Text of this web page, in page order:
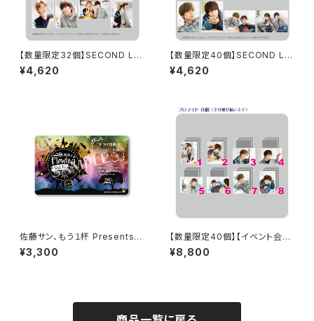
【数量限定32個】SECOND LIN
E Presents みんなに会いに行
くよ! 第25回 in 静岡 開催記念
¥4,620
【数量限定40個】SECOND LIN
E Presents みんなに会いに行
くよ! 第47回 in 静岡 開催記念
¥4,620
佐藤サン、もう１杯 Presents
朗読CD Flowing Vol.10 ドラ
マ音源ダウンロード用シリアル
¥3,300
【数量限定40個】【イベント会場
特典付き】SECOND LINE Pre
sents みんなに会いに行くよ!
¥8,800